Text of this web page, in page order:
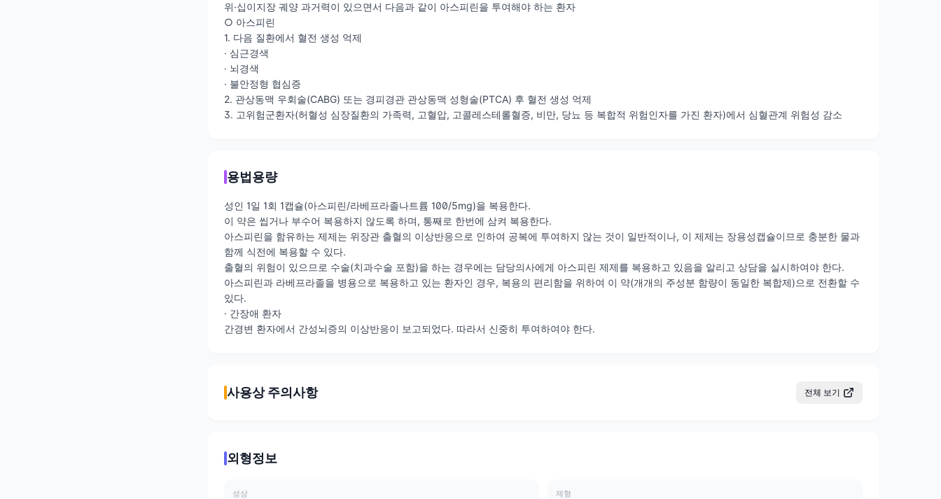
위·십이지장 궤양 과거력이 있으면서 다음과 같이 아스피린을 투여해야 하는 환자
○ 아스피린
1. 다음 질환에서 혈전 생성 억제
· 심근경색
· 뇌경색
· 불안정형 협심증
2. 관상동맥 우회술(CABG) 또는 경피경관 관상동맥 성형술(PTCA) 후 혈전 생성 억제
3. 고위험군환자(허혈성 심장질환의 가족력, 고혈압, 고콜레스테롤혈증, 비만, 당뇨 등 복합적 위험인자를 가진 환자)에서 심혈관계 위험성 감소
용법용량
성인 1일 1회 1캡슐(아스피린/라베프라졸나트륨 100/5mg)을 복용한다.
이 약은 씹거나 부수어 복용하지 않도록 하며, 통째로 한번에 삼켜 복용한다.
아스피린을 함유하는 제제는 위장관 출혈의 이상반응으로 인하여 공복에 투여하지 않는 것이 일반적이나, 이 제제는 장용성캡슐이므로 충분한 물과
함께 식전에 복용할 수 있다.
출혈의 위험이 있으므로 수술(치과수술 포함)을 하는 경우에는 담당의사에게 아스피린 제제를 복용하고 있음을 알리고 상담을 실시하여야 한다.
아스피린과 라베프라졸을 병용으로 복용하고 있는 환자인 경우, 복용의 편리함을 위하여 이 약(개개의 주성분 함량이 동일한 복합제)으로 전환할 수
있다.
· 간장애 환자
간경변 환자에서 간성뇌증의 이상반응이 보고되었다. 따라서 신중히 투여하여야 한다.
사용상 주의사항 전체 보기
외형정보
성상 제형